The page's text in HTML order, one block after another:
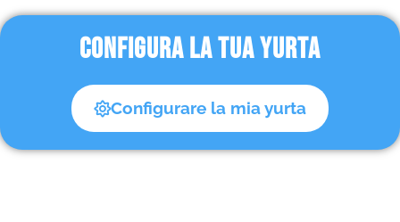
CONFIGURA LA TUA YURTA
Configurare la mia yurta